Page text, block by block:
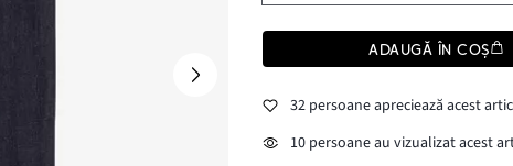
ADAUGĂ ÎN COȘ
32 persoane apreciează acest
10 persoane au vizualizat acest